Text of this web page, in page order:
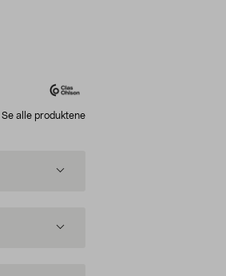
Se alle produktene